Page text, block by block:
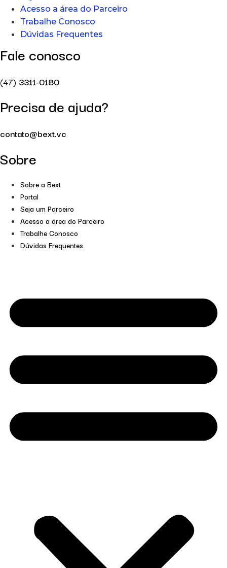
Acesso a área do Parceiro
Trabalhe Conosco
Dúvidas Frequentes
Fale conosco
(47) 3311-0180
Precisa de ajuda?
contato@bext.vc
Sobre
Sobre a Bext
Portal
Seja um Parceiro
Acesso a área do Parceiro
Trabalhe Conosco
Dúvidas Frequentes